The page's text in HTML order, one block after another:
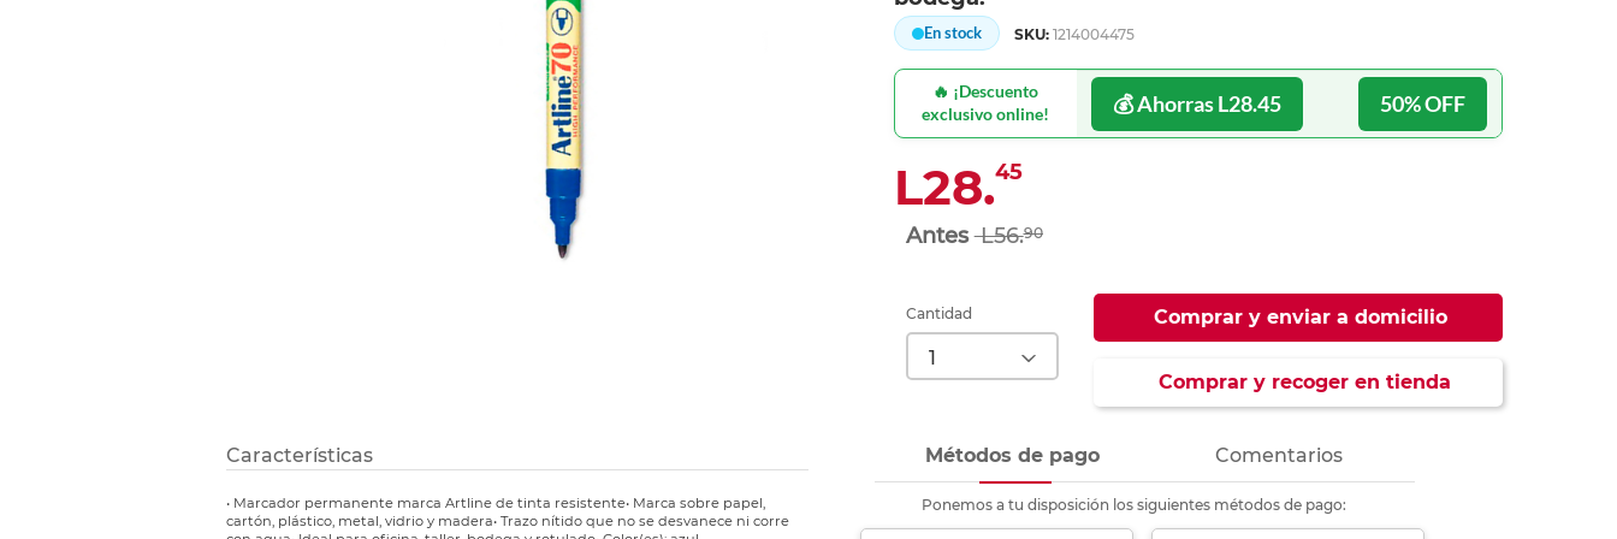
Ver más
Etiquetas inkjet y láser
Refuerzos para carpeta
Ver más
Ver más
En stock SKU: 1214004475
🔥 ¡Descuento
exclusivo online!
💰 Ahorras L28.45 50% OFF
L28.45
L56.90
Cantidad Comprar y enviar a domicilio
Comprar y recoger en tienda
Características
• Marcador permanente marca Artline de tinta resistente• Marca sobre papel,
cartón, plástico, metal, vidrio y madera• Trazo nítido que no se desvanece ni corre
Métodos de pago Comentarios
Ponemos a tu disposición los siguientes métodos de pago: